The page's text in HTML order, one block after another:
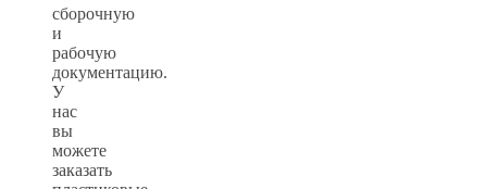
сборочную
и
рабочую
документацию.
У
нас
вы
можете
заказать